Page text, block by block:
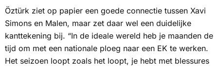
Öztürk ziet op papier een goede connectie tussen Xavi
Simons en Malen, maar zet daar wel een duidelijke
kanttekening bij. “In de ideale wereld heb je maanden de
tijd om met een nationale ploeg naar een EK te werken.
Het seizoen loopt zoals het loopt, je hebt met blessures